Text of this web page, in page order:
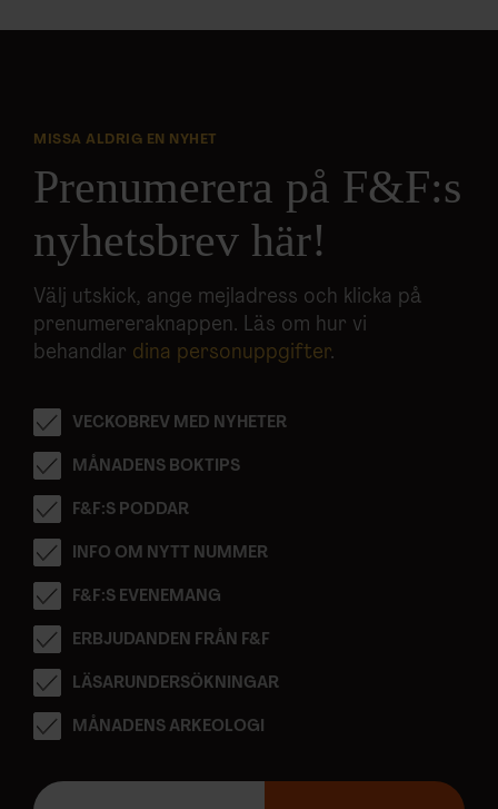
MISSA ALDRIG EN NYHET
Prenumerera på F&F:s
nyhetsbrev här!
Välj utskick, ange mejladress och klicka på
prenumereraknappen. Läs om hur vi
behandlar dina personuppgifter.
VECKOBREV MED NYHETER
MÅNADENS BOKTIPS
F&F:S PODDAR
INFO OM NYTT NUMMER
F&F:S EVENEMANG
ERBJUDANDEN FRÅN F&F
LÄSARUNDERSÖKNINGAR
MÅNADENS ARKEOLOGI
E